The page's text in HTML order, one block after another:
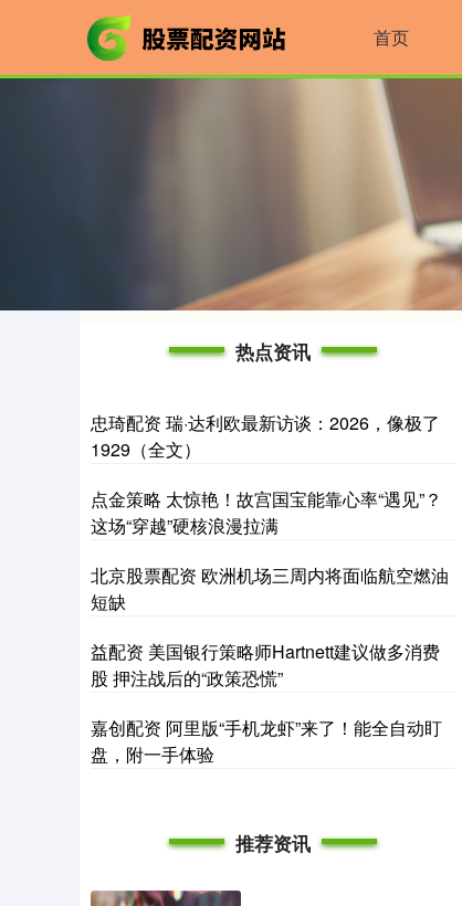
首页
热点资讯
忠琦配资 瑞·达利欧最新访谈：2026，像极了
1929（全文）
点金策略 太惊艳！故宫国宝能靠心率“遇见”？
这场“穿越”硬核浪漫拉满
北京股票配资 欧洲机场三周内将面临航空燃油
短缺
益配资 美国银行策略师Hartnett建议做多消费
股 押注战后的“政策恐慌”
嘉创配资 阿里版“手机龙虾”来了！能全自动盯
盘，附一手体验
推荐资讯